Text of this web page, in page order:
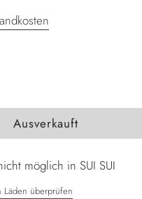
W
i
r
d
g
Ausverkauft
möglich in SUI SUI
Läden überprüfen